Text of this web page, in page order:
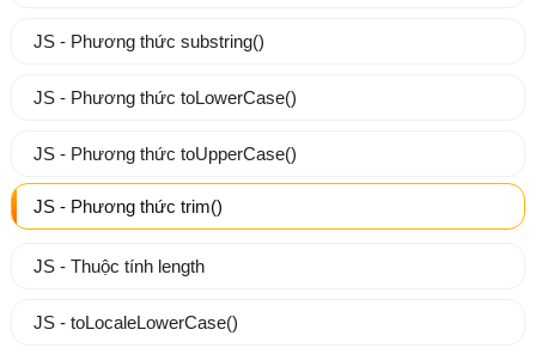
JS - Phương thức substring()
JS - Phương thức toLowerCase()
JS - Phương thức toUpperCase()
JS - Phương thức trim()
JS - Thuộc tính length
JS - toLocaleLowerCase()